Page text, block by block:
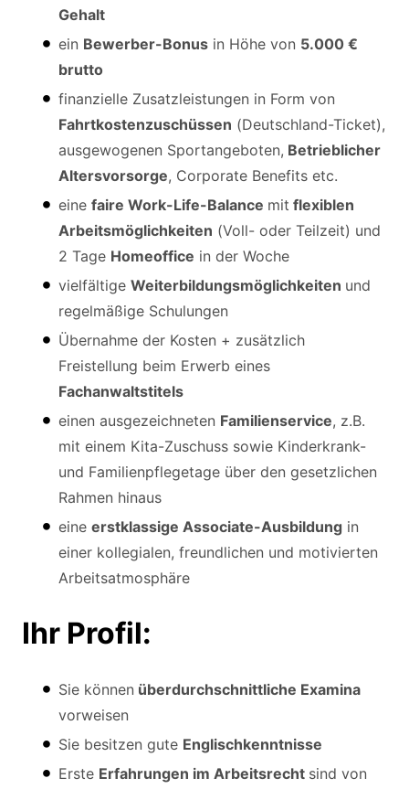
Gehalt
ein Bewerber-Bonus in Höhe von 5.000 €
brutto
finanzielle Zusatzleistungen in Form von
Fahrtkostenzuschüssen (Deutschland-Ticket),
ausgewogenen Sportangeboten, Betrieblicher
Altersvorsorge, Corporate Benefits etc.
eine faire Work-Life-Balance mit flexiblen
Arbeitsmöglichkeiten (Voll- oder Teilzeit) und
2 Tage Homeoffice in der Woche
vielfältige Weiterbildungsmöglichkeiten und
regelmäßige Schulungen
Übernahme der Kosten + zusätzlich
Freistellung beim Erwerb eines
Fachanwaltstitels
einen ausgezeichneten Familienservice, z.B.
mit einem Kita-Zuschuss sowie Kinderkrank-
und Familienpflegetage über den gesetzlichen
Rahmen hinaus
eine erstklassige Associate-Ausbildung in
einer kollegialen, freundlichen und motivierten
Arbeitsatmosphäre
Ihr Profil:
Sie können überdurchschnittliche Examina
vorweisen
Sie besitzen gute Englischkenntnisse
Erste Erfahrungen im Arbeitsrecht sind von